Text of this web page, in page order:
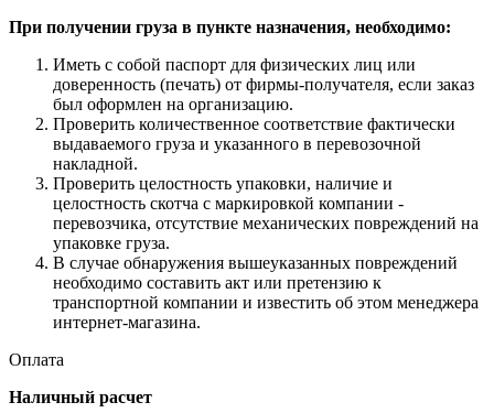
При получении груза в пункте назначения, необходимо:
Иметь с собой паспорт для физических лиц или
доверенность (печать) от фирмы-получателя, если заказ
был оформлен на организацию.
Проверить количественное соответствие фактически
выдаваемого груза и указанного в перевозочной
накладной.
Проверить целостность упаковки, наличие и
целостность скотча с маркировкой компании -
перевозчика, отсутствие механических повреждений на
упаковке груза.
В случае обнаружения вышеуказанных повреждений
необходимо составить акт или претензию к
транспортной компании и известить об этом менеджера
интернет-магазина.
Оплата
Наличный расчет